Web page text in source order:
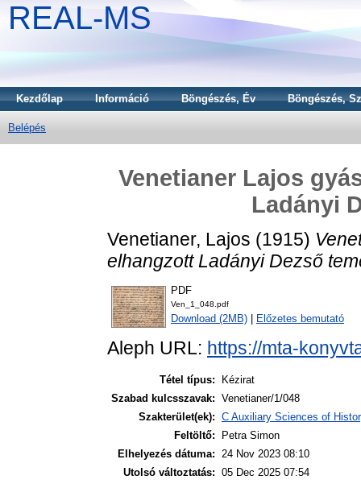
REAL-MS
Kezdőlap Információ Böngészés, Év Böngészés,
Belépés
Venetianer Lajos
Ladányi
Venetianer, Lajos (1915)
elhangzott Ladányi Dezső
PDF
Ven_1_048.pdf
Download (2MB) Előzetes bemutató
Aleph URL: https://mta-
Tétel típus:
Kézirat
Szabad kulcsszavak: Venetianer/1/048
Szakterület(ek): C Auxiliary Sciences of
Feltöltő:
Petra Simon
Elhelyezés dátuma: 24 Nov 2023 08:10
Utolsó változtatás: 05 Dec 2025 07:54